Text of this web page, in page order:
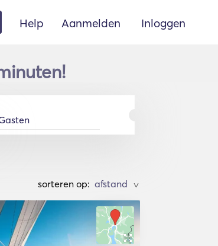
Help Aanmelden Inloggen
sorteren op: >